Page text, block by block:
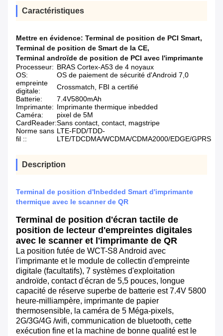
Caractéristiques
Mettre en évidence: Terminal de position de PCI Smart,
Terminal de position de Smart de la CE,
Terminal androïde de position de PCI avec l'imprimante
Processeur: BRAS Cortex-A53 de 4 noyaux
OS:
OS de paiement de sécurité d'Android 7,0
empreinte
digitale:
Crossmatch, FBI a certifié
Batterie:
7.4V5800mAh
Imprimante: Imprimante thermique inbedded
Caméra:
pixel de 5M
CardReader:Sans contact, contact, magstripe
Norme sans
fil ::
LTE-FDD/TDD-
LTE/TDCDMA/WCDMA/CDMA2000/EDGE/GPRS
Description
Terminal de position d'Inbedded Smart d'imprimante
thermique avec le scanner de QR
Terminal de position d'écran tactile de
position de lecteur d'empreintes digitales
avec le scanner et l'imprimante de QR
La position futée de WCT-S8 Android avec
l'imprimante et le module de collectin d'empreinte
digitale (facultatifs), 7 systèmes d'exploitation
androïde, contact d'écran de 5,5 pouces, longue
capacité de réserve superbe de batterie est 7.4V 5800
heure-milliampère, imprimante de papier
thermosensible, la caméra de 5 Méga-pixels,
2G/3G/4G /wifi, communication de bluetooth, cette
exécution fine et la machine de bonne qualité est le